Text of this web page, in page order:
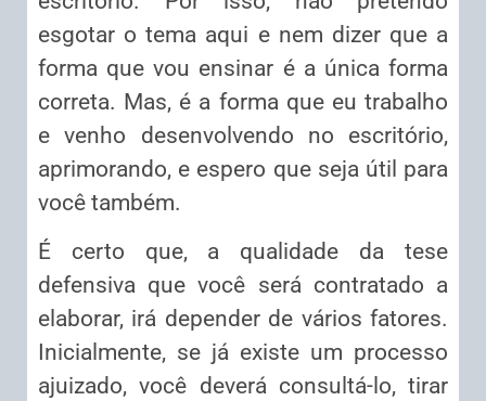
esgotar o tema aqui e nem dizer que a
forma que vou ensinar é a única forma
correta. Mas, é a forma que eu trabalho
e venho desenvolvendo no escritório,
aprimorando, e espero que seja útil para
você também.
É certo que, a qualidade da tese
defensiva que você será contratado a
elaborar, irá depender de vários fatores.
Inicialmente, se já existe um processo
ajuizado, você deverá consultá-lo, tirar